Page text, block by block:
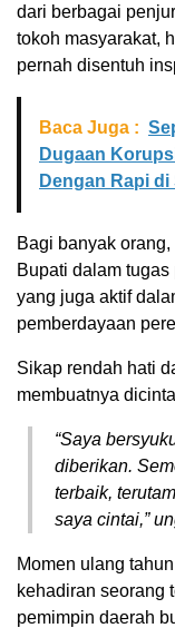
dari berbagai
tokoh masyarakat,
pernah disentuh
Baca Juga :
Dugaan
Dengan Rapi di
Bagi banyak
Bupati dalam
yang juga aktif
pemberdayaan
Sikap rendah hati
membuatnya
“Saya
diberikan.
terbaik,
saya cintai,”
Momen ulang
kehadiran seorang
pemimpin daerah